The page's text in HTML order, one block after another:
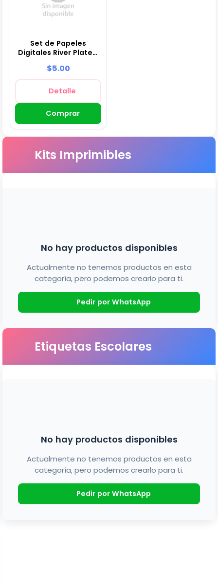
Set de Papeles
Digitales River Plate -
Scrapbooking
$5.00
Detalle
Comprar
Kits Imprimibles
No hay productos disponibles
Actualmente no tenemos productos en esta
categoría, pero podemos crearlo para ti.
Pedir por WhatsApp
Etiquetas Escolares
No hay productos disponibles
Actualmente no tenemos productos en esta
categoría, pero podemos crearlo para ti.
Pedir por WhatsApp